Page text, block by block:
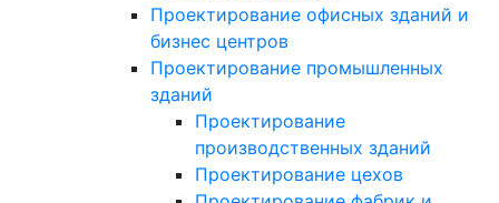
Проектирование офисных зданий и
бизнес центров
Проектирование промышленных
зданий
Проектирование
производственных зданий
Проектирование цехов